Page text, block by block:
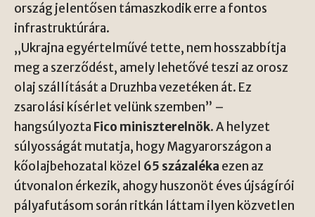
ország jelentősen támaszkodik erre a fontos
infrastruktúrára.
„Ukrajna egyértelművé tette, nem hosszabbítja
meg a szerződést, amely lehetővé teszi az orosz
olaj szállítását a Druzhba vezetéken át. Ez
zsarolási kísérlet velünk szemben” –
hangsúlyozta Fico miniszterelnök. A helyzet
súlyosságát mutatja, hogy Magyarországon a
kőolajbehozatal közel 65 százaléka ezen az
útvonalon érkezik, ahogy huszonöt éves újságírói
pályafutásom során ritkán láttam ilyen közvetlen